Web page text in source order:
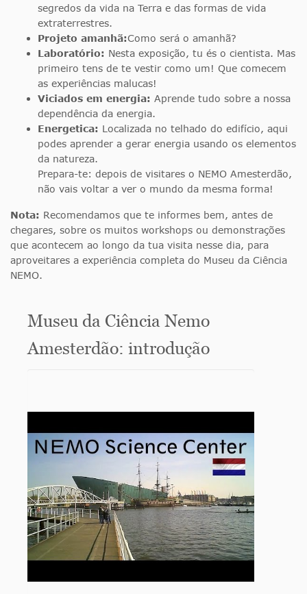
segredos da vida na Terra e das formas de vida
extraterrestres.
Projeto amanhã:Como será o amanhã?
Laboratório: Nesta exposição, tu és o cientista. Mas
primeiro tens de te vestir como um! Que comecem
as experiências malucas!
Viciados em energia: Aprende tudo sobre a nossa
dependência da energia.
Energetica: Localizada no telhado do edifício, aqui
podes aprender a gerar energia usando os elementos
da natureza.
Prepara-te: depois de visitares o NEMO Amesterdão,
não vais voltar a ver o mundo da mesma forma!
Nota: Recomendamos que te informes bem, antes de
chegares, sobre os muitos workshops ou demonstrações
que acontecem ao longo da tua visita nesse dia, para
aproveitares a experiência completa do Museu da Ciência
NEMO.
Museu da Ciência Nemo
Amesterdão: introdução